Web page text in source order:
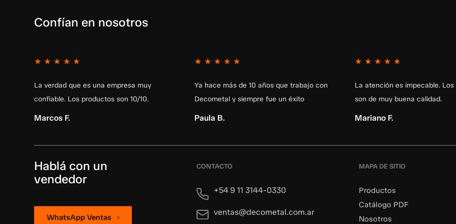
Confían en nosotros
★ ★ ★ ★ ★
La verdad que es una empresa muy
confiable. Los productos son 10/10.
Marcos F.
★ ★ ★ ★ ★
Ya hace más de 10 años que trabajo con
Decometal y siempre fue un éxito
Paula B.
★ ★ ★ ★ ★
La atención es impecable.
son de muy buena calidad.
Mariano F.
Hablá con un
vendedor
WhatsApp Ventas
CONTACTO
+54 9 11 3144-0330
ventas@decometal.com.ar
MAPA DE SITIO
Productos
Catálogo PDF
Nosotros